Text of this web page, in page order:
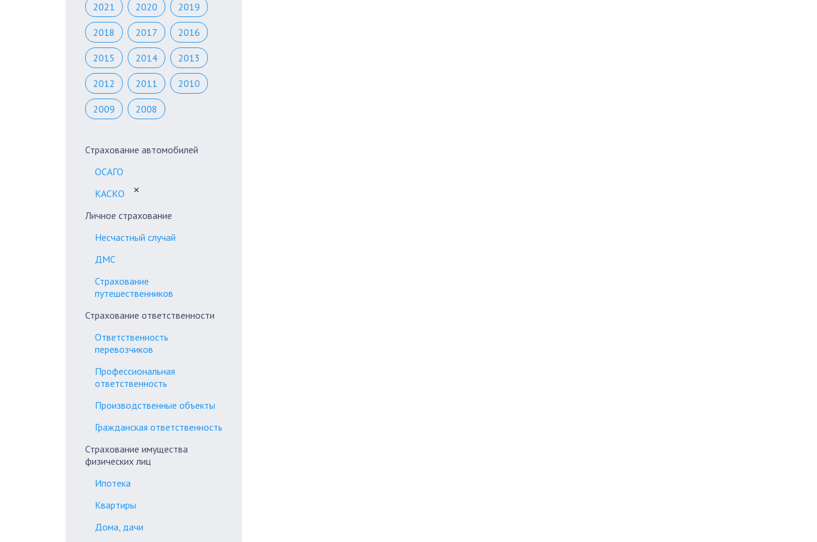
2021 2020 2019
2018 2017 2016
2015 2014 2013
2012 2011 2010
2009 2008
Страхование автомобилей
ОСАГО
КАСКО
✕
Личное страхование
Несчастный случай
ДМС
Страхование
путешественников
Страхование ответственности
Ответственность
перевозчиков
Профессиональная
ответственность
Производственные объекты
Гражданская ответственность
Страхование имущества
физических лиц
Ипотека
Квартиры
Дома, дачи